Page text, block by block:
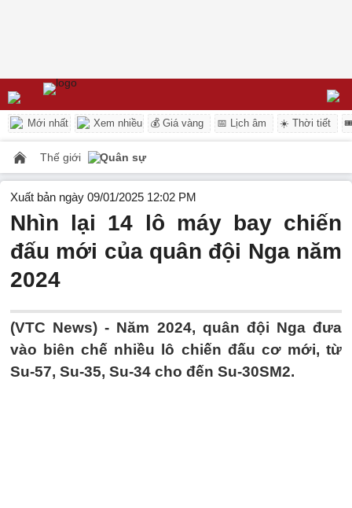
Mới nhất Xem nhiều 💰 Giá vàng 📅 Lịch âm ☀️ Thời tiết
Thế giới Quân sự
Xuất bản ngày 09/01/2025 12:02 PM
Nhìn lại 14 lô máy bay chiến
đấu mới của quân đội Nga năm
2024
(VTC News) - Năm 2024, quân đội Nga đưa
vào biên chế nhiều lô chiến đấu cơ mới, từ
Su-57, Su-35, Su-34 cho đến Su-30SM2.